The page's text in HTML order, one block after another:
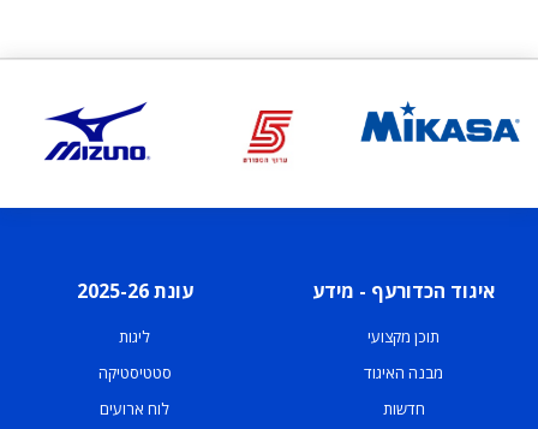
איגוד הכדורעף - מידע
תוכן מקצועי
מבנה האיגוד
חדשות
עונת 2025-26
ליגות
סטטיסטיקה
לוח ארועים